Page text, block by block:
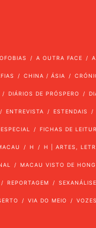
A OUTRA FACE
CHINA / ÁSIA
DIÁRIOS DE PRÓSPERO
ENTREVISTA ESTENDAIS
FICHAS DE
H H | ARTES,
MACAU VISTO DE
REPORTAGEM SEXANÁLISE
VIA DO MEIO VOZES